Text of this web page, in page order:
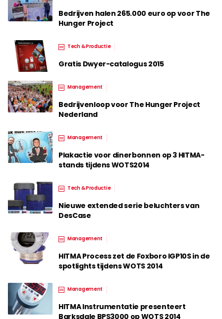
Bedrijven halen 265.000 euro op voor The
Hunger Project
Tech & Productie
Gratis Dwyer-catalogus 2015
Management
Bedrijvenloop voor The Hunger Project
Nederland
Management
Plakactie voor dinerbonnen op 3 HITMA-
stands tijdens WOTS2014
Tech & Productie
Nieuwe extended serie beluchters van
DesCase
Management
HITMA Process zet de Foxboro IGP10S in de
spotlights tijdens WOTS 2014
Management
HITMA Instrumentatie presenteert
Barksdale BPS3000 op WOTS 2014